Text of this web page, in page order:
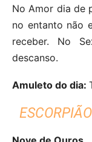
No Amor dia de
no entanto não
receber. No
descanso.
Amuleto do dia: